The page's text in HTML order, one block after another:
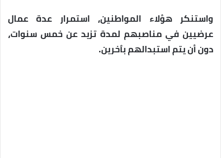
واستنكر هؤلاء المواطنين، استمرار عدة عمال
عرضيين في مناصبهم لمدة تزيد عن خمس سنوات،
دون أن يتم استبدالهم بٱخرين.